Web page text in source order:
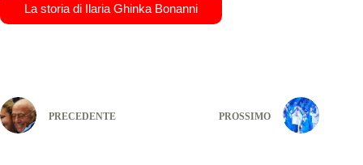
La storia di Ilaria Ghinka Bonanni
PRECEDENTE PROSSIMO